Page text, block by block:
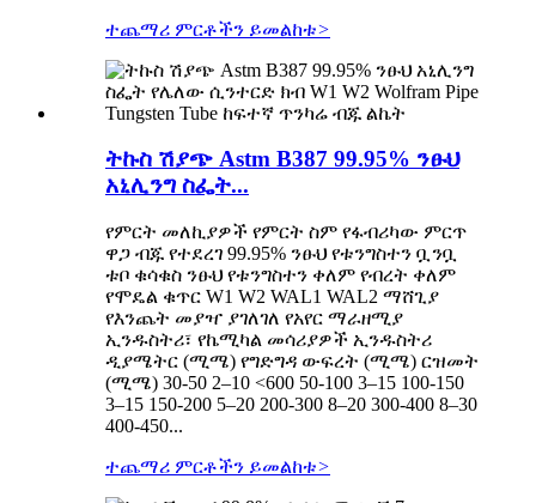
ተጨማሪ ምርቶችን ይመልከቱ>
ትኩስ ሽያጭ Astm B387 99.95% ንፁህ
አኒሊንግ ስፌት...
የምርት መለኪያዎች የምርት ስም የፋብሪካው ምርጥ
ዋጋ ብጁ የተደረገ 99.95% ንፁህ የቱንግስተን ቧንቧ
ቱቦ ቁሳቁስ ንፁህ የቱንግስተን ቀለም የብረት ቀለም
የሞዴል ቁጥር W1 W2 WAL1 WAL2 ማሸጊያ
የእንጨት መያዣ ያገለገለ የአየር ማራዘሚያ
ኢንዱስትሪ፣ የኬሚካል መሳሪያዎች ኢንዱስትሪ
ዲያሜትር (ሚሜ) የግድግዳ ውፍረት (ሚሜ) ርዝመት
(ሚሜ) 30-50 2–10 <600 50-100 3–15 100-150
3–15 150-200 5–20 200-300 8–20 300-400 8–30
400-450...
ተጨማሪ ምርቶችን ይመልከቱ>